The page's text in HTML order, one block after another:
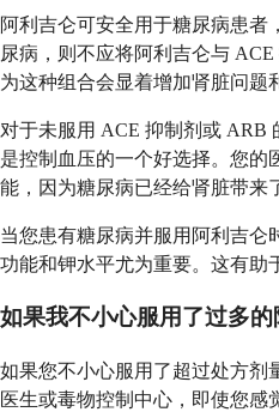
阿利吉仑可安全用于糖尿病患者
尿病，则不应将阿利吉仑与
为这种组合会显着增加肾脏问题
对于未服用 ACE 抑制剂或 ARB
是控制血压的一个好选择。您的
能，因为糖尿病已经给肾脏带来
当您患有糖尿病并服用阿利吉仑
功能和钾水平尤为重要。这有助
如果我不小心服用了过多
如果您不小心服用了超过处方剂
医生或毒物控制中心，即使您感